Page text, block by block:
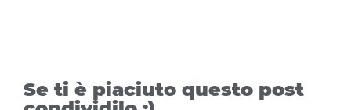
Se ti è piaciuto questo post